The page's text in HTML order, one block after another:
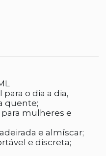
o dia a dia,
quente;
para mulheres e
e almíscar;
e discreta;